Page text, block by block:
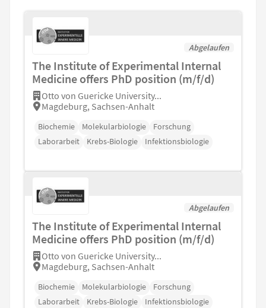
Abgelaufen
The Institute of Experimental Internal
Medicine offers PhD position (m/f/d)
Otto von Guericke University...
Magdeburg, Sachsen-Anhalt
Biochemie Molekularbiologie
Forschung
Laborarbeit
Krebs-Biologie Infektionsbiologie
Abgelaufen
The Institute of Experimental Internal
Medicine offers PhD position (m/f/d)
Otto von Guericke University...
Magdeburg, Sachsen-Anhalt
Biochemie Molekularbiologie
Forschung
Laborarbeit
Krebs-Biologie Infektionsbiologie